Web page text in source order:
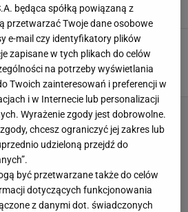
29 MAJA 2025, 14:04
na WOŚP metamorfozę z Avanti24 i
zł na ubrania!
23 STYCZNIA 2025, 08:52
będąca spółką powiązaną z
przetwarzać Twoje dane osobowe
e-mail czy identyfikatory plików
zapisane w tych plikach do celów
na potrzeby wyświetlania
Twoich zainteresowań i preferencji w
i w Internecie lub personalizacji
Wyrażenie zgody jest dobrowolne.
chcesz ograniczyć jej zakres lub
udzieloną przejdź do
być przetwarzane także do celów
dotyczących funkcjonowania
z danymi dot. świadczonych